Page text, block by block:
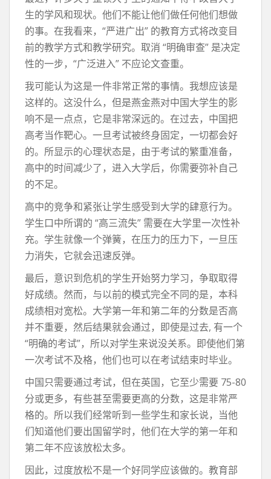
生的学风和现状。他们不能让他们做任何他们想做
的事。在我看来，“严进广出” 的教育方式将改变目
前的教学方式和教学研究。取消 “明确审查” 是决定
性的一步，“广泛进入” 不应论文查重。
我可能认为这是一件非常正常的事情。我想应该是
这样的。这没什么，但是燕金燕对中国大学生的影
响不是一点点，它是非常深远的。在过去，中国把
高考当作靶心。一旦考试被终身固定，一切都会好
的。所显示的心理状态是，由于考试的繁重准备，
高中的时间减少了，进入大学后，你需要弥补自己
的不足。
高中的竞争和紧张让学生感受到大学的肆意行为。
学生口中所谓的 “高三流失” 需要在大学里一次性补
充。学生就像一个弹簧，在压力的压力下，一旦压
力消失，它就会迅速反弹。
最后，意识到危机的学生开始努力学习，争取取得
好成绩。然而，与以前的模式完全不同的是，本科
成绩相对宽松。大学第一年和第二年的分数是否高
并不重要，然后结果就会通过，即使是过去, 有一个
“明确的考试”，所以对学生来说没关系。即使他们第
一次考试不及格，他们也可以在考试结束时毕业。
中国只需要通过考试，但在英国，它至少需要 75-80
分或更多，有些甚至需要更高的分数，这是非常严
格的。所以我们经常听到一些学生和家长说，当他
们知道他们要出国留学时，他们在大学的第一年和
第二年不应该放松太多。
因此，过度放松不是一个好同学应该做的。教育部